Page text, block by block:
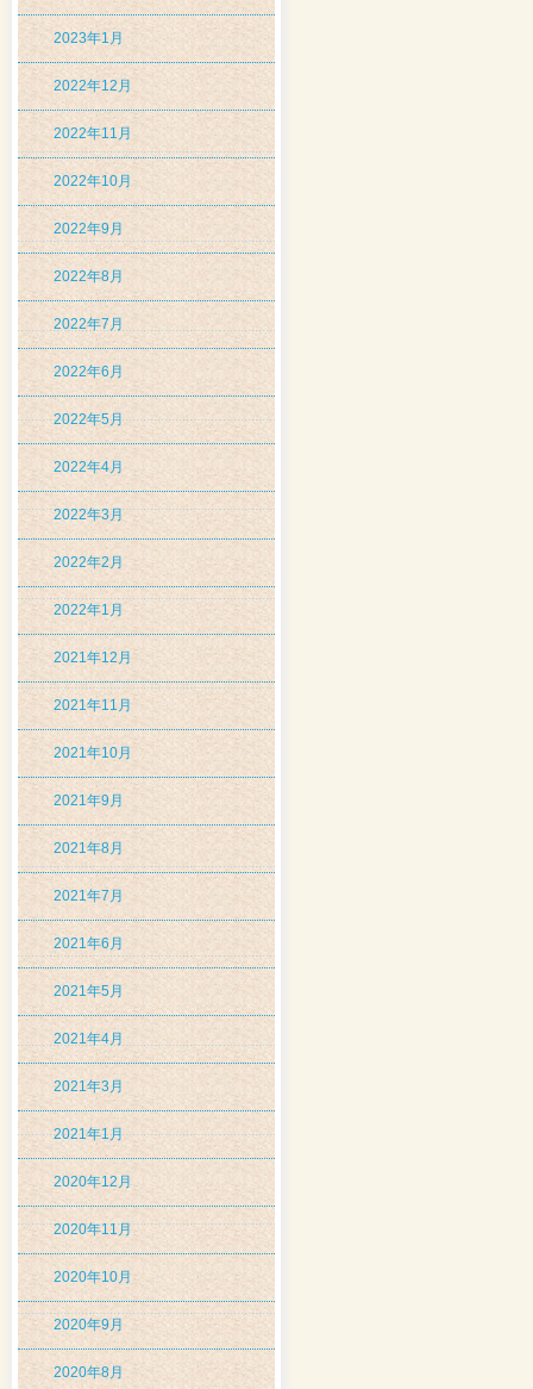
2023年1月
2022年12月
2022年11月
2022年10月
2022年9月
2022年8月
2022年7月
2022年6月
2022年5月
2022年4月
2022年3月
2022年2月
2022年1月
2021年12月
2021年11月
2021年10月
2021年9月
2021年8月
2021年7月
2021年6月
2021年5月
2021年4月
2021年3月
2021年1月
2020年12月
2020年11月
2020年10月
2020年9月
2020年8月